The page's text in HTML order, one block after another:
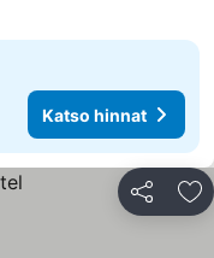
Katso hinnat
Jaa